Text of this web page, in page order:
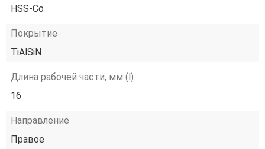
HSS-Co
Покрытие
TiAlSiN
Длина рабочей части, мм (l)
16
Направление
Правое